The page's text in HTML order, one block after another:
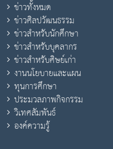
ข่าวทั้งหมด
ข่าวศิลปวัฒนธรรม
ข่าวสำหรับนักศึกษา
ข่าวสำหรับบุคลากร
ข่าวสำหรับศิษย์เก่า
งานนโยบายและแผน
ทุนการศึกษา
ประมวลภาพกิจกรรม
วิเทศสัมพันธ์
องค์ความรู้